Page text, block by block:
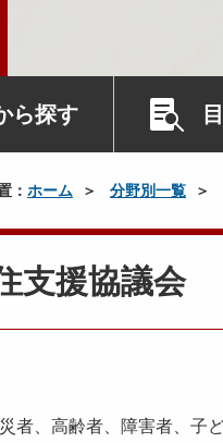
ら探す
： ホーム 分野別一覧
支援協議会
者、高齢者、障害者、子